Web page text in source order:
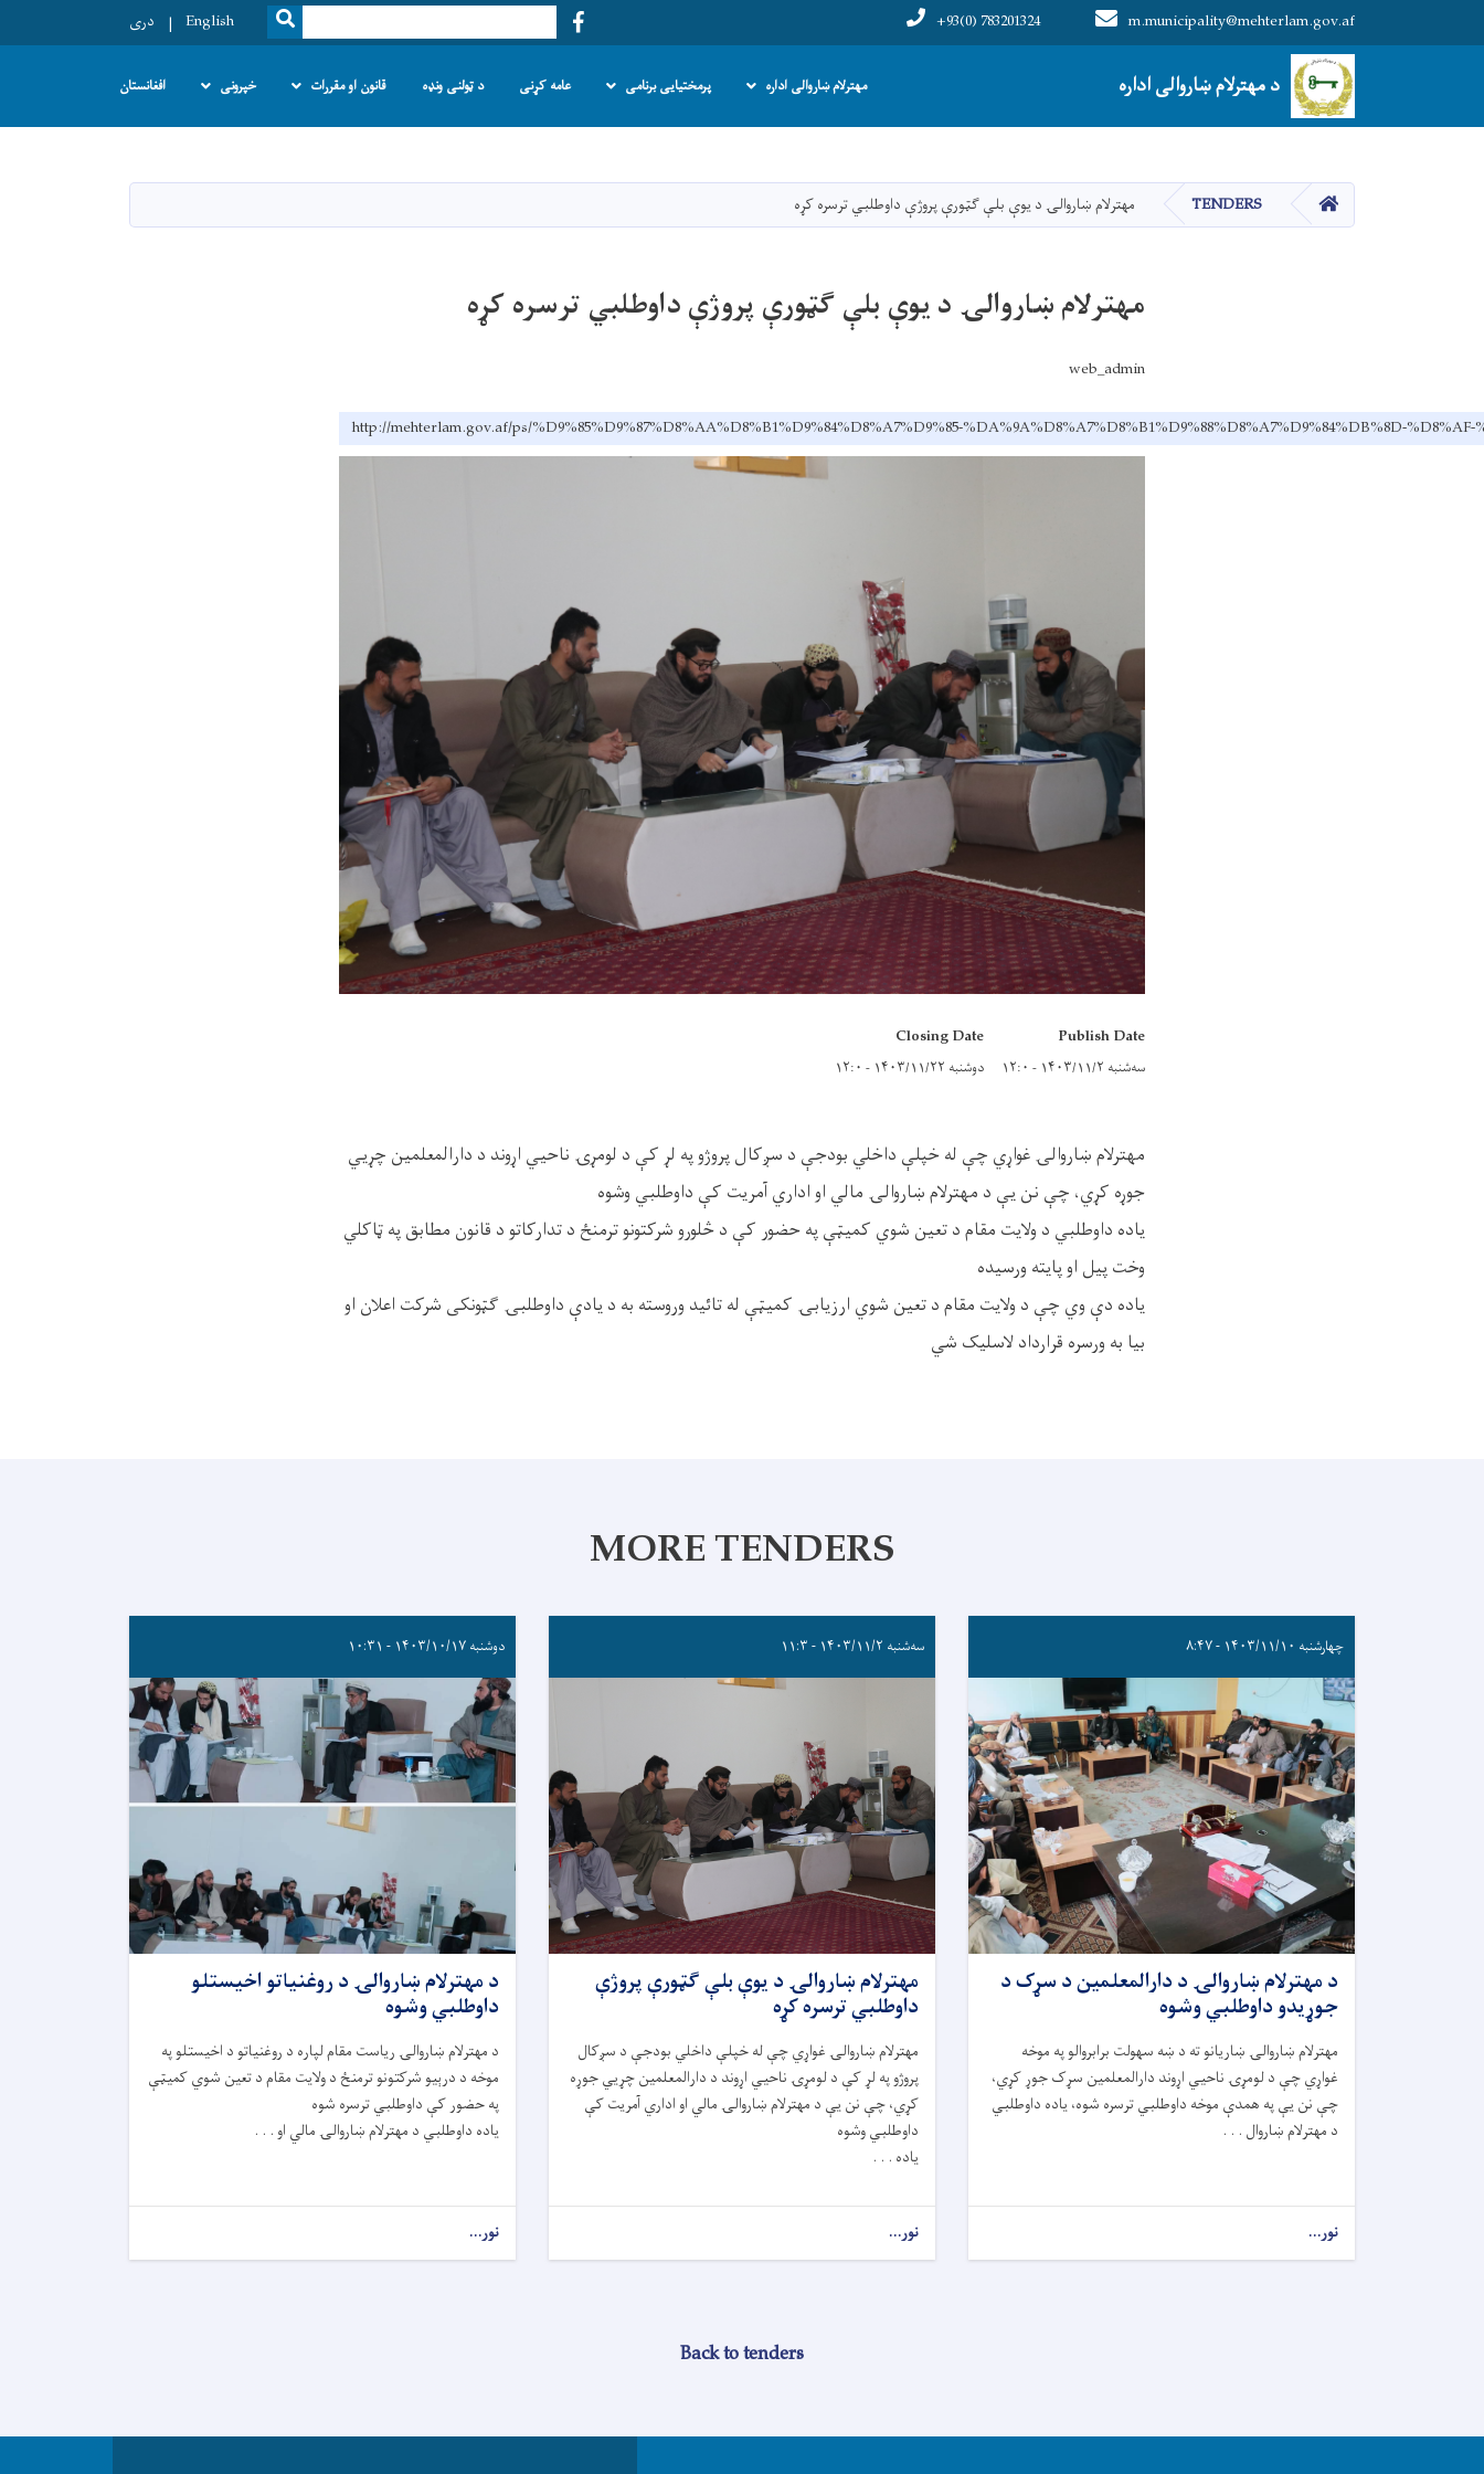
د مهترلام ښاروالی اداره
m.municipality@mehterlam.gov.af
+93(0) 783201324
Facebook
SEARCH
English دری
Main navigation
د مهترلام ښاروالی اداره مهترلام ښاروالی اداره پرمختیایی برنامی عامه کړنی د ټولنی ونډه قانون او مقررات خپرونی افغانستان
کور TENDERS مهترلام ښاروالۍ د یوې بلې ګټورې پروژې داوطلبي ترسره کړه
مهترلام ښاروالۍ د یوې بلې ګټورې پروژې داوطلبي ترسره کړه
web_admin
http://mehterlam.gov.af/ps/%D9%85%D9%87%D8%AA%D8%B1%D9%84%D8%A7%D9%85-%DA%9A%D8%A7%D8%B1%D9%88%D8%A7%D9%84%DB%8D-
Publish Date
سه‌شنبه ۱۴۰۳/۱۱/۲ - ۱۲:۰
Closing Date
دوشنبه ۱۴۰۳/۱۱/۲۲ - ۱۲:۰
مهترلام ښاروالۍ غواړي چې له خپلې داخلي بودجې د سږکال پروژو په لړ کې د لومړۍ ناحيي اړوند د دارالمعلمین چړیي
جوړه کړي، چې نن یې د مهترلام ښاروالۍ مالي او اداري آمریت کې داوطلبي وشوه
یاده داوطلبي د ولایت مقام د تعین شوي کمیټې په حضور کې د څلورو شرکتونو ترمنځ د تدارکاتو د قانون مطابق په ټاکلي
وخت پیل او پایته ورسیده
یاده دې وي چې د ولایت مقام د تعین شوي ارزیابۍ کميټې له تائید وروسته به د یادې داوطلبۍ ګټونکی شرکت اعلان او
بیا به ورسره قرارداد لاسلیک شي
MORE TENDERS
چهارشنبه ۱۴۰۳/۱۱/۱۰ - ۸:۴۷
د مهترلام ښاروالۍ د دارالمعلمین د سړک د
جوړیدو داوطلبي وشوه
مهترلام ښاروالۍ ښاریانو ته د ښه سهولت برابروالو په موخه
غواړي چې د لومړۍ ناحيي اړوند دارالمعلمین سړک جوړ کړي،
چې نن یې په همدې موخه داوطلبي ترسره شوه، یاده داوطلبي
د مهترلام ښاروال . . .
نور...
سه‌شنبه ۱۴۰۳/۱۱/۲ - ۱۱:۳
مهترلام ښاروالۍ د یوې بلې ګټورې پروژې
داوطلبي ترسره کړه
مهترلام ښاروالۍ غواړي چې له خپلې داخلي بودجې د سږکال
پروژو په لړ کې د لومړۍ ناحيي اړوند د دارالمعلمین چړیي جوړه
کړي، چې نن یې د مهترلام ښاروالۍ مالي او اداري آمریت کې
داوطلبي وشوه
یاده . . .
نور...
دوشنبه ۱۴۰۳/۱۰/۱۷ - ۱۰:۳۱
د مهترلام ښاروالۍ د روغنیاتو اخیستلو
داوطلبي وشوه
د مهترلام ښاروالۍ ریاست مقام لپاره د روغنیاتو د اخیستلو په
موخه د درېیو شرکتونو ترمنځ د ولایت مقام د تعین شوي کمیټې
په حضور کې داوطلبي ترسره شوه
یاده داوطلبي د مهترلام ښاروالۍ مالي او . . .
نور...
Back to tenders